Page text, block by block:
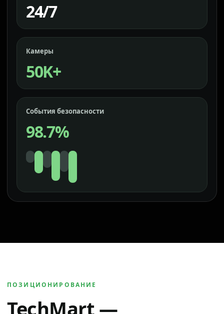
24/7
Камеры
50K+
События безопасности
98.7%
ПОЗИЦИОНИРОВАНИЕ
TechMart —